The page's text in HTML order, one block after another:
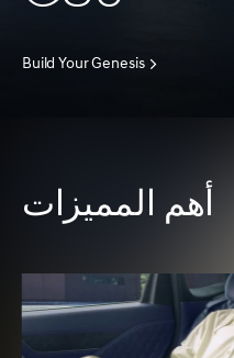
Build Your Genesis
أهم المميزات